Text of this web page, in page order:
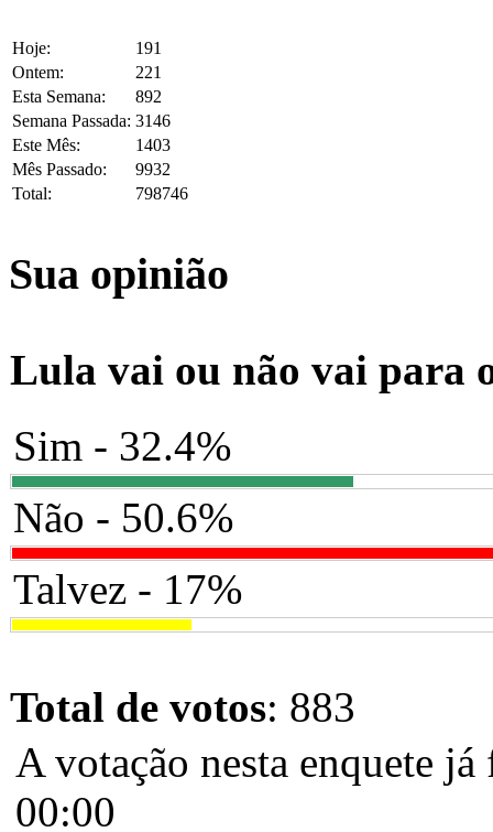
Hoje:
191
Ontem:
221
Esta Semana:
892
Semana Passada: 3146
Este Mês:
1403
Mês Passado:
9932
Total:
798746
Sua opinião
Lula vai ou não vai para
Sim - 32.4%
Não - 50.6%
Talvez - 17%
Total de votos: 883
A votação nesta enquete
00:00